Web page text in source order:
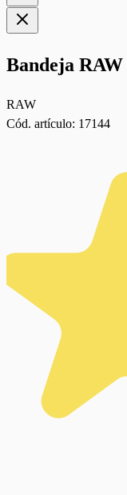
Bandeja
RAW
Cód. artículo: 17144